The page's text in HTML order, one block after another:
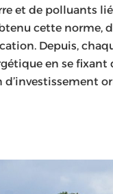
et de polluants
cette
Depuis,
en se fixant
d’investissement